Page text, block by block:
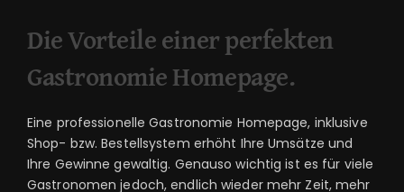
Die Vorteile einer perfekten
Gastronomie Homepage.
Eine professionelle Gastronomie Homepage, inklusive
Shop- bzw. Bestellsystem erhöht Ihre Umsätze und
Ihre Gewinne gewaltig. Genauso wichtig ist es für viele
Gastronomen jedoch, endlich wieder mehr Zeit, mehr